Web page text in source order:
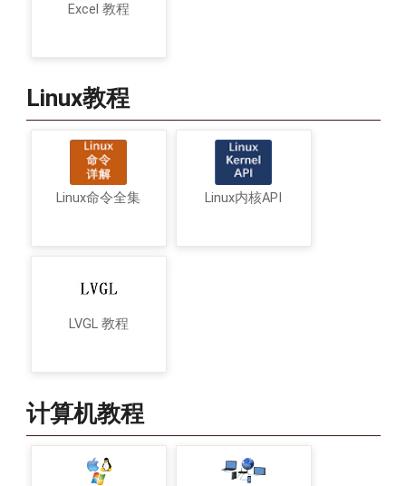
Excel 教程
Linux教程
Linux命令全集 Linux内核API
LVGL 教程
计算机教程